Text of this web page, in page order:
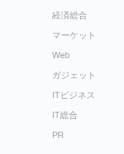
経済総合
マーケット
Web
ガジェット
ITビジネス
IT総合
PR